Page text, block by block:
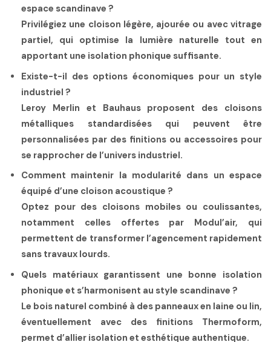
espace scandinave ?
Privilégiez une cloison légère, ajourée ou avec vitrage
partiel, qui optimise la lumière naturelle tout en
apportant une isolation phonique suffisante.
Existe-t-il des options économiques pour un style
industriel ?
Leroy Merlin et Bauhaus proposent des cloisons
métalliques standardisées qui peuvent être
personnalisées par des finitions ou accessoires pour
se rapprocher de l’univers industriel.
Comment maintenir la modularité dans un espace
équipé d’une cloison acoustique ?
Optez pour des cloisons mobiles ou coulissantes,
notamment celles offertes par Modul’air, qui
permettent de transformer l’agencement rapidement
sans travaux lourds.
Quels matériaux garantissent une bonne isolation
phonique et s’harmonisent au style scandinave ?
Le bois naturel combiné à des panneaux en laine ou lin,
éventuellement avec des finitions Thermoform,
permet d’allier isolation et esthétique authentique.